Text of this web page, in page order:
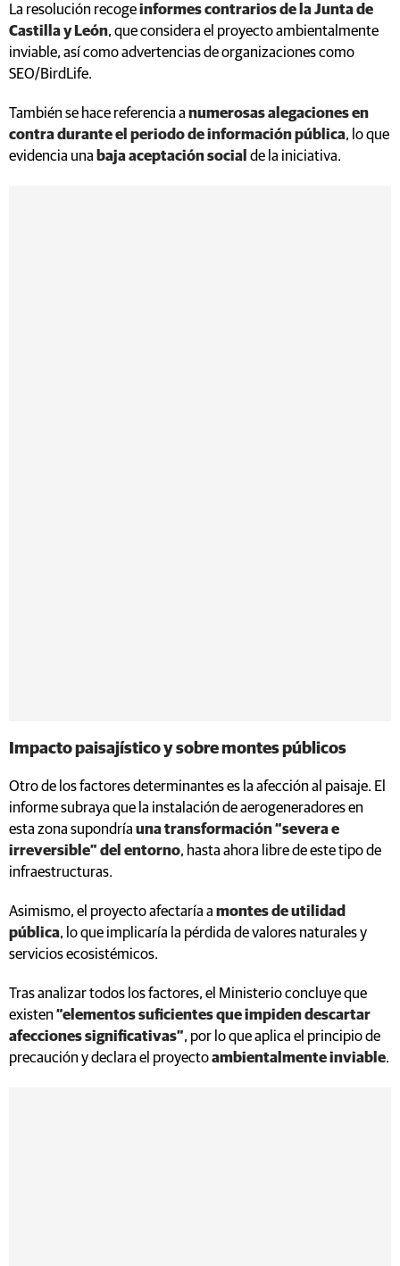
La resolución recogeinformes contrarios de la Junta de
Castilla y León, que considera el proyecto ambientalmente
inviable, así como advertencias de organizaciones como
SEO/BirdLife.
También se hace referencia a numerosas alegaciones en
contra durante el periodo de información pública, lo que
evidencia una baja aceptación social de la iniciativa.
Impacto paisajístico y sobre montes públicos
Otro de los factores determinantes es la afección al paisaje. El
informe subraya que la instalación de aerogeneradores en
esta zona supondría una transformación “severa e
irreversible” del entorno, hasta ahora libre de este tipo de
infraestructuras.
Asimismo, el proyecto afectaría a montes de utilidad
pública, lo que implicaría la pérdida de valores naturales y
servicios ecosistémicos.
Tras analizar todos los factores, el Ministerio concluye que
existen “elementos suficientes que impiden descartar
afecciones significativas”, por lo que aplica el principio de
precaución y declara el proyectoambientalmente inviable.